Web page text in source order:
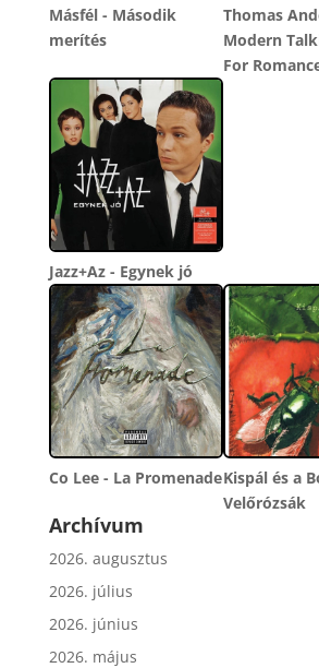
Másfél - Második
merítés
Thomas
Modern
For
Jazz+Az - Egynek jó
Co Lee - La PromenadeKispál és a
Velőrózsák
Archívum
2026. augusztus
2026. július
2026. június
2026. május